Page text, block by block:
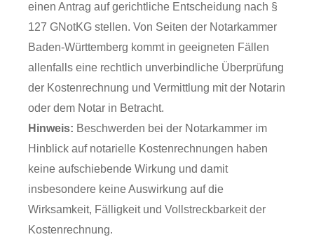
einen Antrag auf gerichtliche Entscheidung nach §
127 GNotKG stellen. Von Seiten der Notarkammer
Baden-Württemberg kommt in geeigneten Fällen
allenfalls eine rechtlich unverbindliche Überprüfung
der Kostenrechnung und Vermittlung mit der Notarin
oder dem Notar in Betracht.
Hinweis: Beschwerden bei der Notarkammer im
Hinblick auf notarielle Kostenrechnungen haben
keine aufschiebende Wirkung und damit
insbesondere keine Auswirkung auf die
Wirksamkeit, Fälligkeit und Vollstreckbarkeit der
Kostenrechnung.